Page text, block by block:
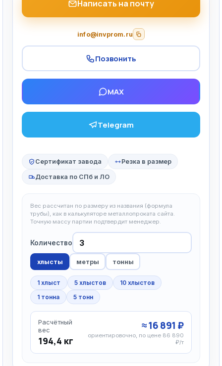
Написать на почту
info@invprom.ru
Позвонить
MAX
Telegram
Сертификат завода Резка в размер
Доставка по СПб и ЛО
Вес рассчитан по размеру из названия (формула
трубы), как в калькуляторе металлопроката сайта.
Точную массу партии подтвердит менеджер.
Количество
хлысты метры тонны
1 хлыст 5 хлыстов
10 хлыстов
1 тонна
5 тонн
Расчётный
вес
194,4 кг
≈ 16 891 ₽
ориентировочно, по цене 86 890
₽/т